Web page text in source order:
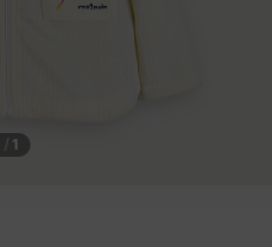
1